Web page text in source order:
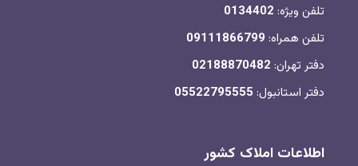
تلفن ویژه: 0134402
تلفن همراه: 09111866799
دفتر تهران: 02188870482
دفتر استانبول: 05522795555
اطلاعات املاک کشور